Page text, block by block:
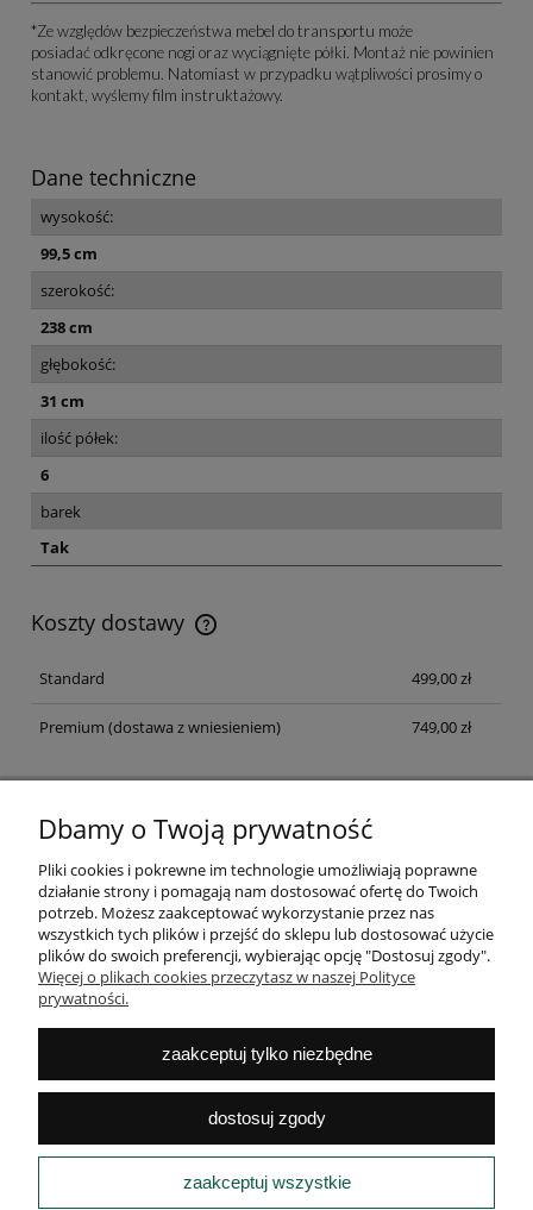
*Ze względów bezpieczeństwa mebel do transportu może
posiadać odkręcone nogi oraz wyciągnięte półki. Montaż nie powinien
stanowić problemu. Natomiast w przypadku wątpliwości prosimy o
kontakt, wyślemy film instruktażowy.
Dane techniczne
wysokość:
99,5 cm
szerokość:
238 cm
głębokość:
31 cm
ilość półek:
6
barek
Tak
Koszty dostawy
Koszt dostawy dotyczy przesyłek na terenie Polski
Standard
499,00 zł
Premium (dostawa z wniesieniem) 749,00 zł
NEWSLETTER
designu
ZAPISZ SIĘ
POMOC
MOJE KONTO
PŁATNOŚCI
INFORMACJE
Dbamy o Twoją prywatność
Pliki cookies i pokrewne im technologie umożliwiają poprawne
działanie strony i pomagają nam dostosować ofertę do Twoich
potrzeb. Możesz zaakceptować wykorzystanie przez nas
wszystkich tych plików i przejść do sklepu lub dostosować użycie
plików do swoich preferencji, wybierając opcję "Dostosuj zgody".
Więcej o plikach cookies przeczytasz w naszej Polityce
prywatności.
zaakceptuj tylko niezbędne
dostosuj zgody
zaakceptuj wszystkie